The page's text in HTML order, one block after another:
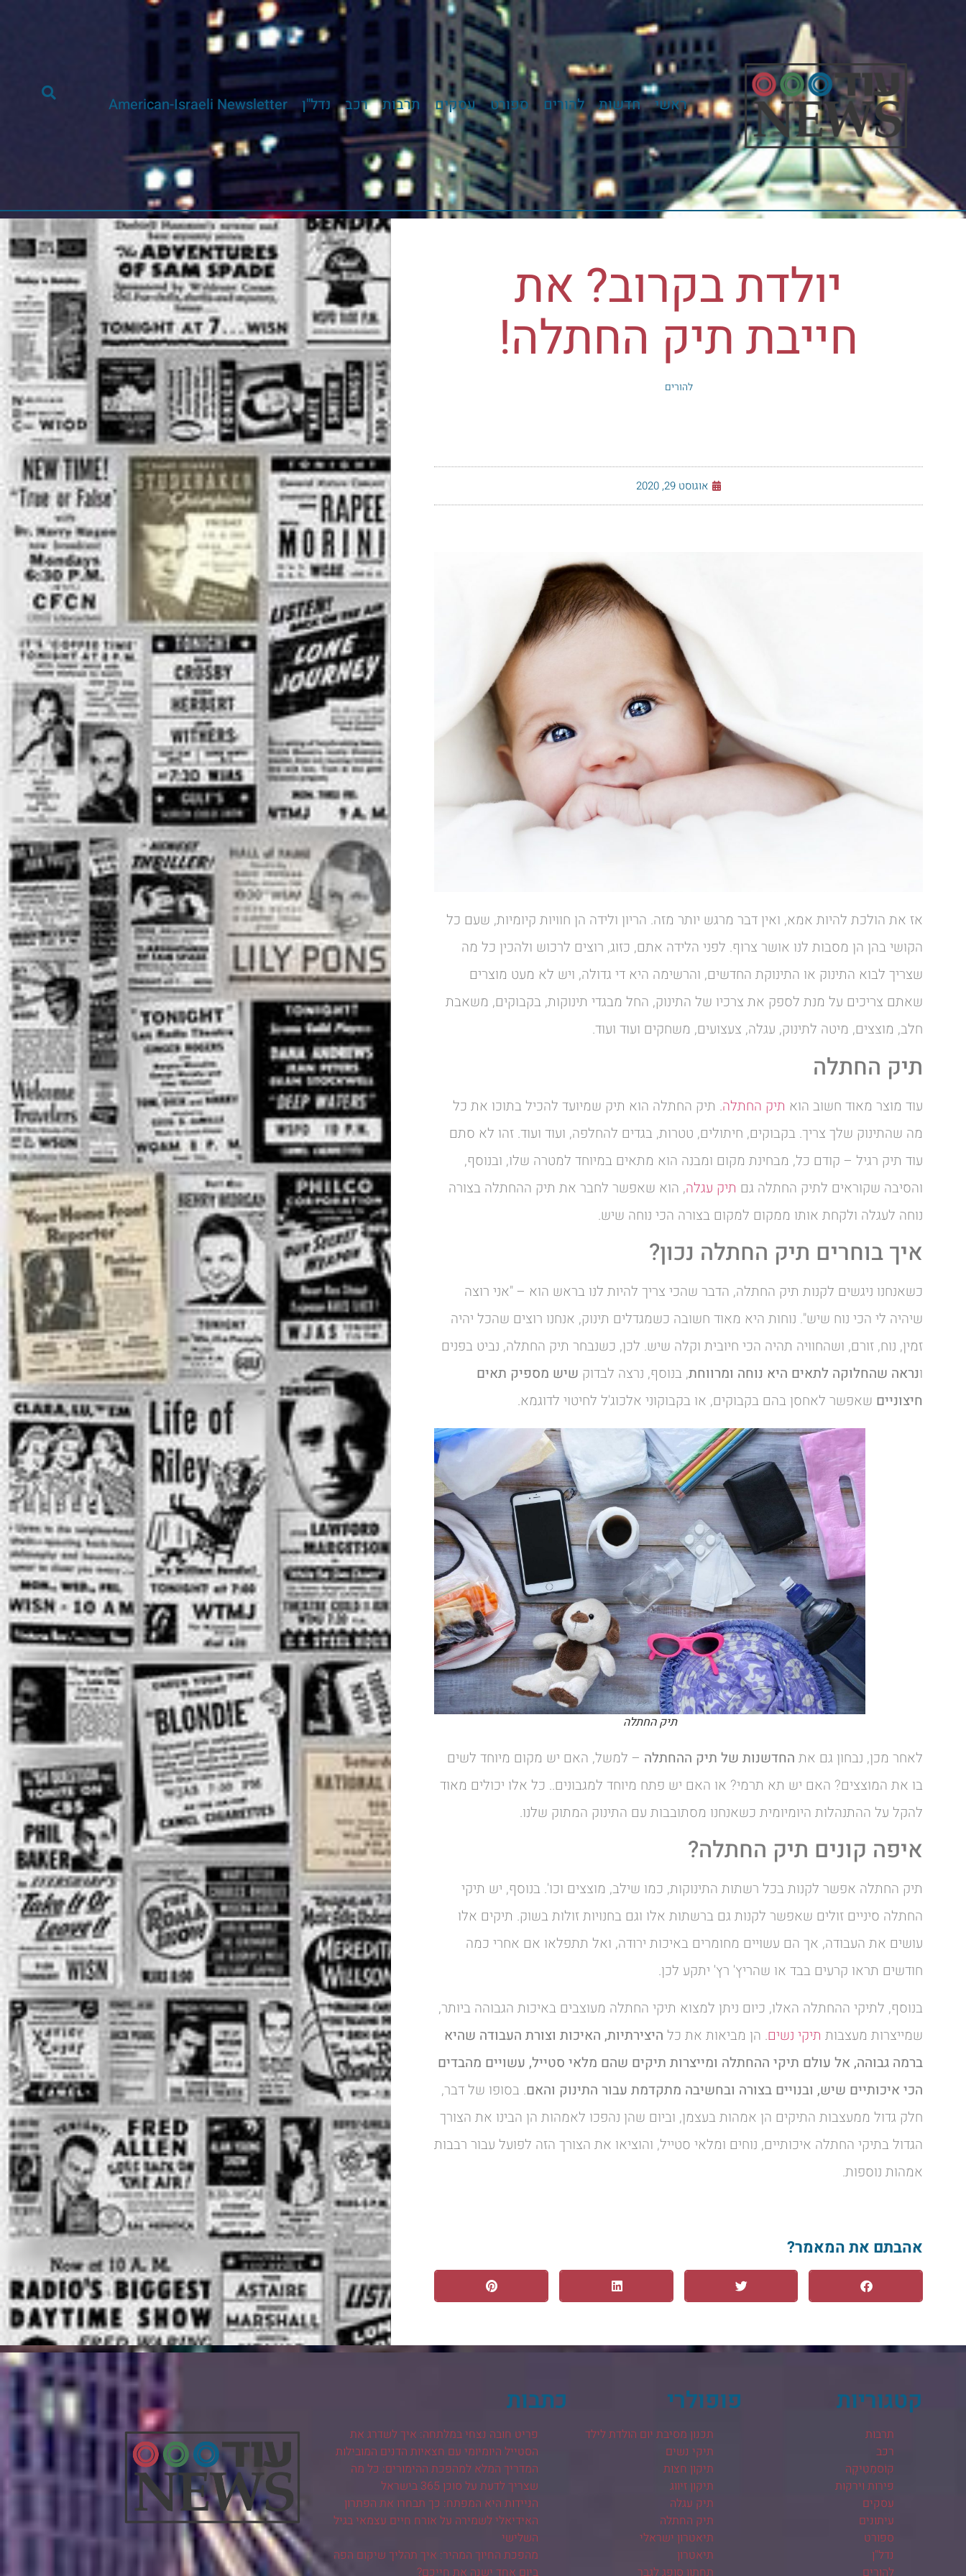
ראשי חדשות להורים ספורט עסקים תרבות רכב נדל"ן American-Israeli Newsletter
יולדת בקרוב? את
חייבת תיק החתלה!
להורים
אוגוסט 29, 2020
אז את הולכת להיות אמא, ואין דבר מרגש יותר מזה. הריון ולידה הן חוויות קיומיות, שעם כל
הקושי בהן הן מסבות לנו אושר צרוף. לפני הלידה אתם, כזוג, רוצים לרכוש ולהכין כל מה
שצריך לבוא התינוק או התינוקת החדשים, והרשימה היא די גדולה, ויש לא מעט מוצרים
שאתם צריכים על מנת לספק את צרכיו של התינוק, החל מבגדי תינוקות, בקבוקים, משאבת
חלב, מוצצים, מיטה לתינוק, עגלה, צעצועים, משחקים ועוד ועוד.
תיק החתלה
עוד מוצר מאוד חשוב הוא תיק החתלה. תיק החתלה הוא תיק שמיועד להכיל בתוכו את כל
מה שהתינוק שלך צריך. בקבוקים, חיתולים, טטרות, בגדים להחלפה, ועוד ועוד. זהו לא סתם
עוד תיק רגיל – קודם כל, מבחינת מקום ומבנה הוא מתאים במיוחד למטרה שלו, ובנוסף,
והסיבה שקוראים לתיק החתלה גם תיק עגלה, הוא שאפשר לחבר את תיק ההחתלה בצורה
נוחה לעגלה ולקחת אותו ממקום למקום בצורה הכי נוחה שיש.
איך בוחרים תיק החתלה נכון?
כשאנחנו ניגשים לקנות תיק החתלה, הדבר שהכי צריך להיות לנו בראש הוא – "אני רוצה
שיהיה לי הכי נוח שיש". נוחות היא מאוד חשובה כשמגדלים תינוק, אנחנו רוצים שהכל יהיה
זמין, נוח, זורם, ושהחוויה תהיה הכי חיובית וקלה שיש. לכן, כשנבחר תיק החתלה, נביט בפנים
ונראה שהחלוקה לתאים היא נוחה ומרווחת, בנוסף, נרצה לבדוק שיש מספיק תאים
חיצוניים שאפשר לאחסן בהם בקבוקים, או בקבוקוני אלכוג'ל לחיטוי לדוגמא.
תיק החתלה
לאחר מכן, נבחון גם את החדשנות של תיק ההחתלה – למשל, האם יש מקום מיוחד לשים
בו את המוצצים? האם יש תא תרמי? או האם יש פתח מיוחד למגבונים.. כל אלו יכולים מאוד
להקל על ההתנהלות היומיומית כשאנחנו מסתובבות עם התינוק המתוק שלנו.
איפה קונים תיק החתלה?
תיק החתלה אפשר לקנות בכל רשתות התינוקות, כמו שילב, מוצצים וכו'. בנוסף, יש תיקי
החתלה סיניים זולים שאפשר לקנות גם ברשתות אלו וגם בחנויות זולות בשוק. תיקים אלו
עושים את העבודה, אך הם עשויים מחומרים באיכות ירודה, ואל תתפלאו אם אחרי כמה
חודשים תראו קרעים בבד או שהריץ' רץ' יתקע לכן.
בנוסף, לתיקי ההחתלה האלו, כיום ניתן למצוא תיקי החתלה מעוצבים באיכות הגבוהה ביותר,
שמייצרות מעצבות תיקי נשים. הן מביאות את כל היצירתיות, האיכות וצורת העבודה שהיא
ברמה גבוהה, אל עולם תיקי ההחתלה ומייצרות תיקים שהם מלאי סטייל, עשויים מהבדים
הכי איכותיים שיש, ובנויים בצורה ובחשיבה מתקדמת עבור התינוק והאם. בסופו של דבר,
חלק גדול ממעצבות התיקים הן אמהות בעצמן, וביום שהן נהפכו לאמהות הן הבינו את הצורך
הגדול בתיקי החתלה איכותיים, נוחים ומלאי סטייל, והוציאו את הצורך הזה לפועל עבור רבבות
אמהות נוספות.
אהבתם את המאמר?
קטגוריות
תרבות
רכב
קוֹסמֵטִיקָה
פירות וירקות
עסקים
עיתונים
ספורט
נדל"ן
להורים
פופולרי
תכנון מסיבת יום הולדת לילד
תיקי נשים
תיקון חצות
תיקון זיווג
תיק עגלה
תיק החתלה
תיאטרון ישראלי
תיאטרון
תחתון סופג לגבר
כתבות
פריט חובה נצחי במלתחה: איך לשדרג את
הסטייל היומיומי עם חצאיות הדנים המובילות
המדריך המלא למהפכת ההימורים: כל מה
שצריך לדעת על סוכן 365 בישראל
הניידות היא המפתח: כך תבחרו את הפתרון
האידיאלי לשמירה על אורח חיים עצמאי בגיל
השלישי
מהפכת החיוך המהיר: איך תהליך שיקום הפה
ביום אחד ישנה את חייכם?